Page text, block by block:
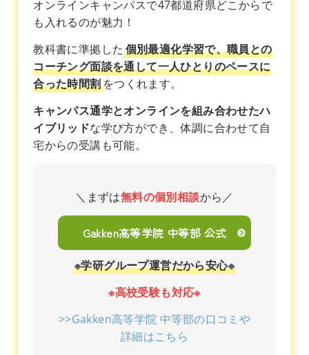
オンラインキャンパスで47都道府県どこからで
も入れるのが魅力！
教科書に準拠した 個別最適化学習で、職員との
コーチング面談を通して一人ひとりのペースに
合った時間割をつくれます。
キャンパス通学とオンラインを組み合わせたハ
イブリッドな学び方ができ、体調に合わせて自
宅からの受講も可能。
＼まずは無料の個別相談から／
Gakken高等学院 中等部 公式
※学研グループ運営だから安心※
※高校受験も対応※
>>Gakken高等学院 中等部の口コミや
詳細はこちら